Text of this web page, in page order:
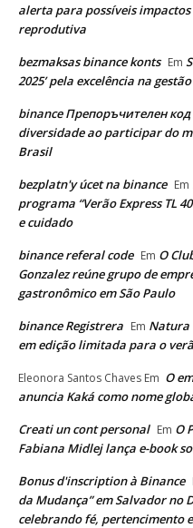
alerta para possíveis
reprodutiva
bezmaksas binance konts Em
2025’ pela excelência na
binance Препоръчителен код
diversidade ao participar do
Brasil
bezplatn'y úcet na binance Em
programa “Verão Express TL
e cuidado
binance referal code Em O
Gonzalez reúne grupo de
gastronômico em São Paulo
binance Registrera Em Natura
em edição limitada para o
Eleonora Santos Chaves Em O
anuncia Kaká como nome
Creati un cont personal Em O
Fabiana Midlej lança e-book
Bonus d'inscription à Binance
da Mudança” em Salvador no
celebrando fé, pertencimento